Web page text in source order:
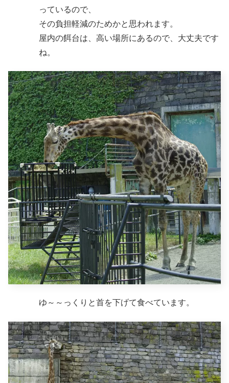
っているので、
その負担軽減のためかと思われます。
屋内の餌台は、高い場所にあるので、大丈夫です
ね。
ゆ～～っくりと首を下げて食べています。